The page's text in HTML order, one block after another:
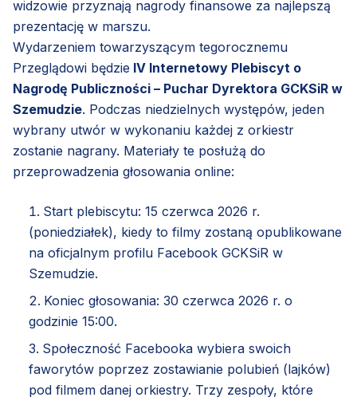
widzowie przyznają nagrody finansowe za najlepszą
prezentację w marszu.
Wydarzeniem towarzyszącym tegorocznemu
Przeglądowi będzie IV Internetowy Plebiscyt o
Nagrodę Publiczności – Puchar Dyrektora GCKSiR w
Szemudzie. Podczas niedzielnych występów, jeden
wybrany utwór w wykonaniu każdej z orkiestr
zostanie nagrany. Materiały te posłużą do
przeprowadzenia głosowania online:
Start plebiscytu: 15 czerwca 2026 r.
(poniedziałek), kiedy to filmy zostaną opublikowane
na oficjalnym profilu Facebook GCKSiR w
Szemudzie.
Koniec głosowania: 30 czerwca 2026 r. o
godzinie 15:00.
Społeczność Facebooka wybiera swoich
faworytów poprzez zostawianie polubień (lajków)
pod filmem danej orkiestry. Trzy zespoły, które